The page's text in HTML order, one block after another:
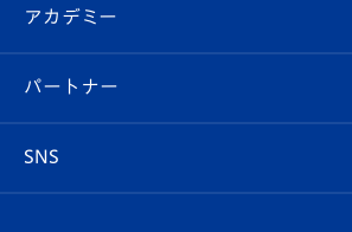
イベント
メディア
ホームタウン
スタッフプロフィール
マスコット紹介
ヴィヴィくんの長崎おもてなしガイド
スタジアムグルメ
V-LOVERS（ファンクラブ）
プレイヤーズスイート
オンラインショップ
店舗情報
アカデミー
育成からのお知らせ
U-18
パートナー
SNS